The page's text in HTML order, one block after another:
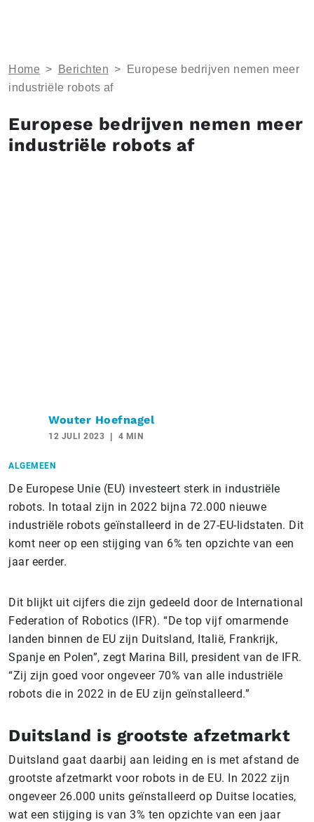
Home > Berichten >
Europese bedrijven nemen meer
industriële robots af
Europese bedrijven nemen meer
industriële robots af
Wouter Hoefnagel
12 JULI 2023 4 MIN
ALGEMEEN
De Europese Unie (EU) investeert sterk in industriële
robots. In totaal zijn in 2022 bijna 72.000 nieuwe
industriële robots geïnstalleerd in de 27-EU-lidstaten. Dit
komt neer op een stijging van 6% ten opzichte van een
jaar eerder.
Dit blijkt uit cijfers die zijn gedeeld door de International
Federation of Robotics (IFR). “De top vijf omarmende
landen binnen de EU zijn Duitsland, Italië, Frankrijk,
Spanje en Polen”, zegt Marina Bill, president van de IFR.
“Zij zijn goed voor ongeveer 70% van alle industriële
robots die in 2022 in de EU zijn geïnstalleerd.”
Duitsland is grootste afzetmarkt
Duitsland gaat daarbij aan leiding en is met afstand de
grootste afzetmarkt voor robots in de EU. In 2022 zijn
ongeveer 26.000 units geïnstalleerd op Duitse locaties,
wat een stijging is van 3% ten opzichte van een jaar